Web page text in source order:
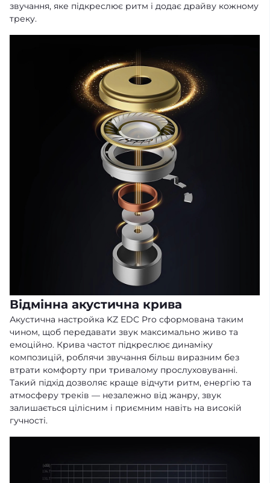
звучання, яке підкреслює ритм і додає драйву кожному
треку.
Відмінна акустична крива
Акустична настройка KZ EDC Pro сформована таким
чином, щоб передавати звук максимально живо та
емоційно. Крива частот підкреслює динаміку
композицій, роблячи звучання більш виразним без
втрати комфорту при тривалому прослуховуванні.
Такий підхід дозволяє краще відчути ритм, енергію та
атмосферу треків — незалежно від жанру, звук
залишається цілісним і приємним навіть на високій
гучності.